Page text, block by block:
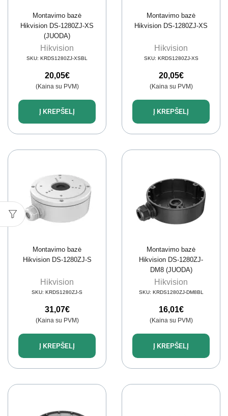
Montavimo bazė
Hikvision DS-1280ZJ-XS
(JUODA)
Hikvision
SKU: KRDS1280ZJ-XSBL
20,05€
(Kaina su PVM)
Į KREPŠELĮ
Montavimo bazė
Hikvision DS-1280ZJ-XS
Hikvision
SKU: KRDS1280ZJ-XS
20,05€
(Kaina su PVM)
Į KREPŠELĮ
Montavimo bazė
Hikvision DS-1280ZJ-S
Hikvision
SKU: KRDS1280ZJ-S
31,07€
(Kaina su PVM)
Į KREPŠELĮ
Montavimo bazė
Hikvision DS-1280ZJ-
DM8 (JUODA)
Hikvision
SKU: KRDS1280ZJ-DM8BL
16,01€
(Kaina su PVM)
Į KREPŠELĮ